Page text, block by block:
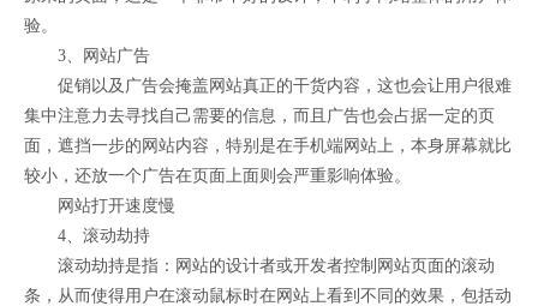
验。
3、网站广告
促销以及广告会掩盖网站真正的干货内容，这也会让用户很难
集中注意力去寻找自己需要的信息，而且广告也会占据一定的页
面，遮挡一步的网站内容，特别是在手机端网站上，本身屏幕就比
较小，还放一个广告在页面上面则会严重影响体验。
网站打开速度慢
4、滚动劫持
滚动劫持是指：网站的设计者或开发者控制网站页面的滚动
条，从而使得用户在滚动鼠标时在网站上看到不同的效果，包括动